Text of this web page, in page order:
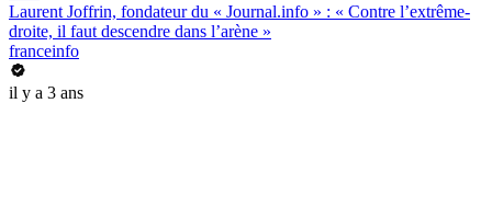
Laurent Joffrin, fondateur du « Journal.info » : « Contre l’extrême-
droite, il faut descendre dans l’arène »
franceinfo
il y a 3 ans